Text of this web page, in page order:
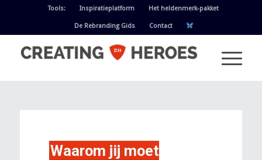
Tools: Inspiratieplatform Het heldenmerk-pakket
De Rebranding Gids Contact
Waarom jij moet